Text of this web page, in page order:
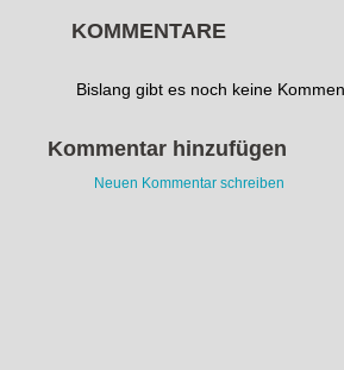
KOMMENTARE
Bislang gibt es noch keine
Kommentar hinzufügen
Neuen Kommentar schreiben